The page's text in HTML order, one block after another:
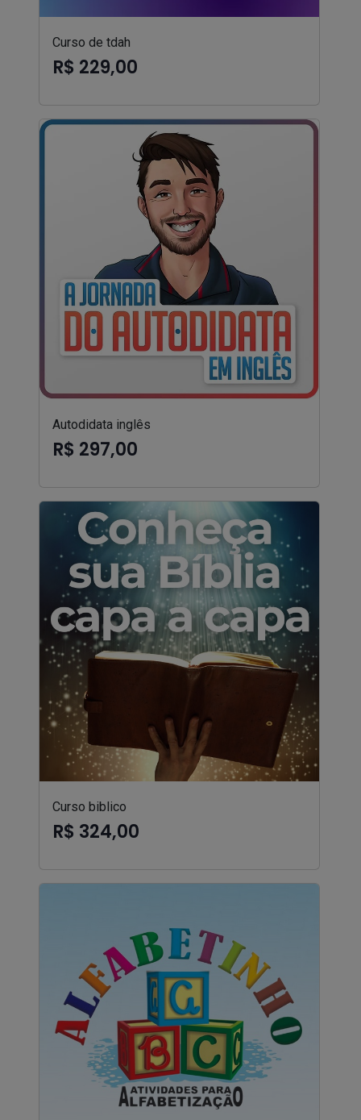
Curso de tdah
R$ 229,00
Autodidata inglês
R$ 297,00
Curso biblico
R$ 324,00